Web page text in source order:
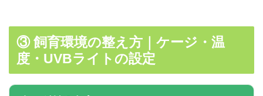
③ 飼育環境の整え方｜ケージ・温
度・UVBライトの設定